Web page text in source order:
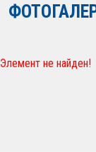
Элемент не найден!